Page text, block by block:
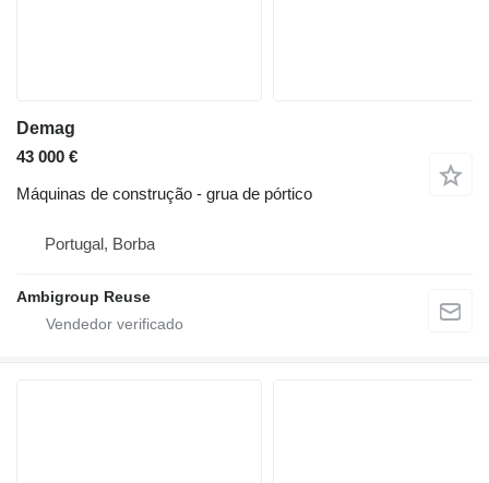
Demag
43 000 €
Máquinas de construção - grua de pórtico
Portugal, Borba
Ambigroup Reuse